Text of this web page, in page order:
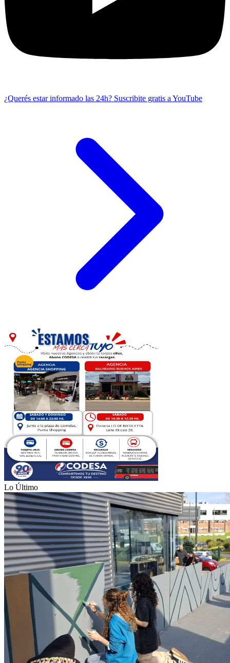
¿Querés estar informado las 24h? Suscribite gratis a YouTube
Lo Último